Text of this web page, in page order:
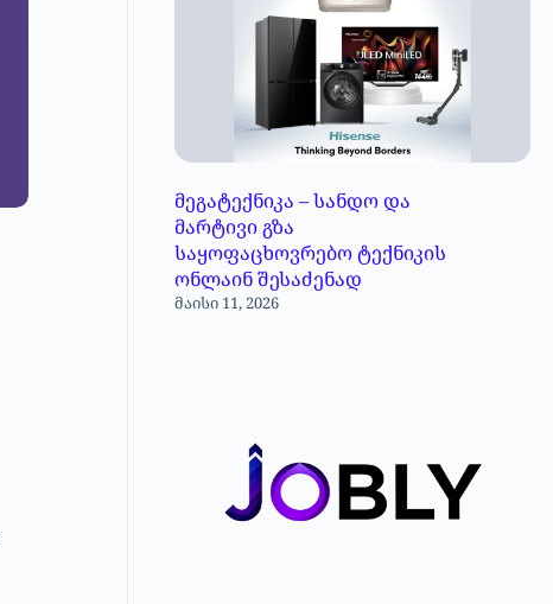
მეგატექნიკა – სანდო და
მარტივი გზა
საყოფაცხოვრებო ტექნიკის
ონლაინ შესაძენად
მაისი 11, 2026